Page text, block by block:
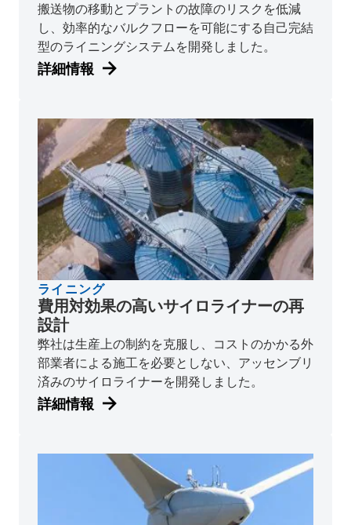
搬送物の移動とプラントの故障のリスクを低減
し、効率的なバルクフローを可能にする自己完結
型のライニングシステムを開発しました。
詳細情報
ライニング
費用対効果の高いサイロライナーの再
設計
弊社は生産上の制約を克服し、コストのかかる外
部業者による施工を必要としない、アッセンブリ
済みのサイロライナーを開発しました。
詳細情報